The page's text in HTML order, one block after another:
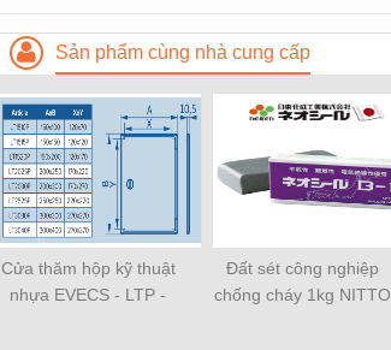
Sản phẩm cùng nhà cung cấp
Cửa thăm hộp kỹ thuật
nhựa EVECS - LTP -
Đất sét công nghiệp
chống cháy 1kg NITTO